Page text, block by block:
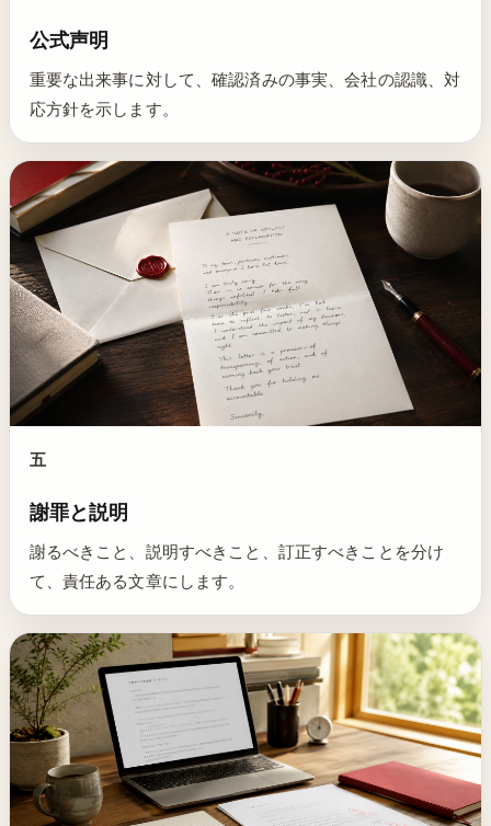
公式声明
重要な出来事に対して、確認済みの事実、会社の認識、対
応方針を示します。
五
謝罪と説明
謝るべきこと、説明すべきこと、訂正すべきことを分け
て、責任ある文章にします。